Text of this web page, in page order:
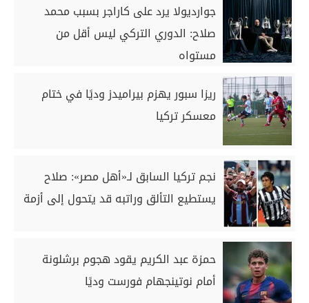
جوارديولا يرد على كاراجر بسبب محمد
صلاح: الدوري التركي ليس أقل من
مستواه
ريزا سبور يهزم بيراميدز وديًا في ختام
معسكر تركيا
نجم تركيا السابق لـ«أهل مصر»: صلاح
يستطيع التألق وراتبه قد يتحول إلى أزمة
حمزة عبد الكريم يقود هجوم برشلونة
أمام نوتينجهام فورست وديًا